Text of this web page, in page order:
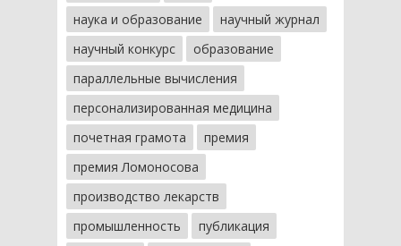
наука и образование
научный журнал
научный конкурс
образование
параллельные вычисления
персонализированная медицина
почетная грамота
премия
премия Ломоносова
производство лекарств
промышленность
публикация